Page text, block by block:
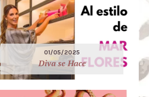
01/05/2025
Diva se Hace